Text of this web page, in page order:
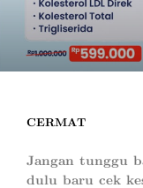
CERMAT
Jangan tunggu
dulu baru cek